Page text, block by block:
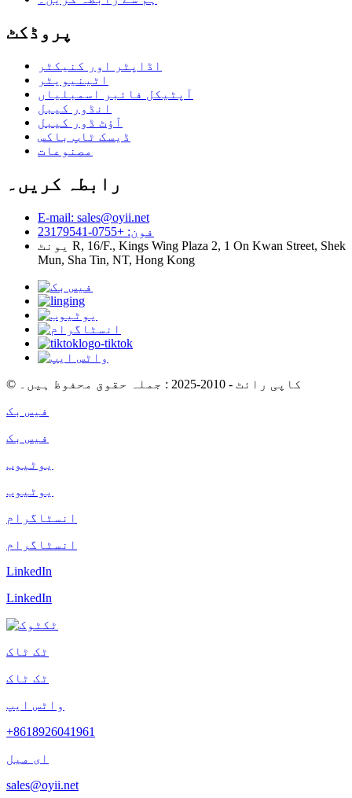
پروڈکٹ
اڈاپٹر اور کنیکٹر
اٹینیویٹر
آپٹیکل فائبر اسمبلیاں
انڈور کیبل
آؤٹ ڈور کیبل
ڈیسک ٹاپ باکس
مصنوعات
رابطہ کریں۔
E-mail: sales@oyii.net
فون: +0755-23179541
یونٹ R, 16/F., Kings Wing Plaza 2, 1 On Kwan Street, Shek
Mun, Sha Tin, NT, Hong Kong
© کاپی رائٹ - 2010-2025 : جملہ حقوق محفوظ ہیں۔
فیس بک
فیس بک
یوٹیوب
یوٹیوب
انسٹاگرام
انسٹاگرام
LinkedIn
LinkedIn
ٹک ٹاک
ٹک ٹاک
واٹس ایپ
+8618926041961
ای میل
sales@oyii.net